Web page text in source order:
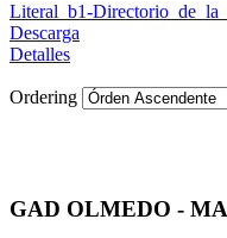
Literal_b1-
Descarga
Detalles
Ordering
GAD OLMEDO -